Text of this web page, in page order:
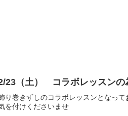
23（土） コラボレッスン
り巻きずしのコラボレッスンとなっ
を付けくださいませ